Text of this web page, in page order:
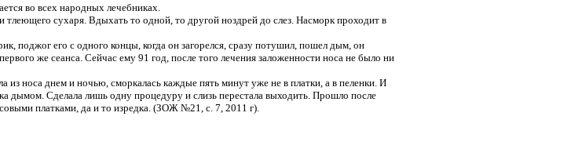
во всех народных лечебниках.
сухаря. Вдыхать то одной, то другой ноздрей до слез. Насморк проходит в
поджог его с одного концы, когда он загорелся, сразу потушил, пошел дым, он
же сеанса. Сейчас ему 91 год, после того лечения заложенности носа не было ни
носа днем и ночью, сморкалась каждые пять минут уже не в платки, а в пеленки. И
дымом. Сделала лишь одну процедуру и слизь перестала выходить. Прошло после
платками, да и то изредка. (ЗОЖ №21, с. 7, 2011 г).